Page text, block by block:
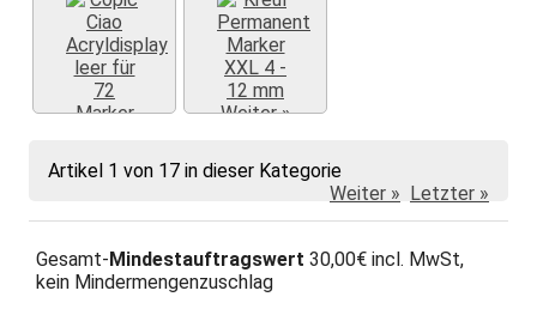
Weiter »
Artikel 1 von 17 in dieser Kategorie
Weiter » Letzter »
Gesamt- Mindestauftragswert 30,00€ incl. MwSt,
kein Mindermengenzuschlag